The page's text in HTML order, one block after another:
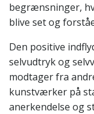
begrænsninger,
blive set og
Den positive
selvudtryk og
modtager fra
kunstværker på
anerkendelse og